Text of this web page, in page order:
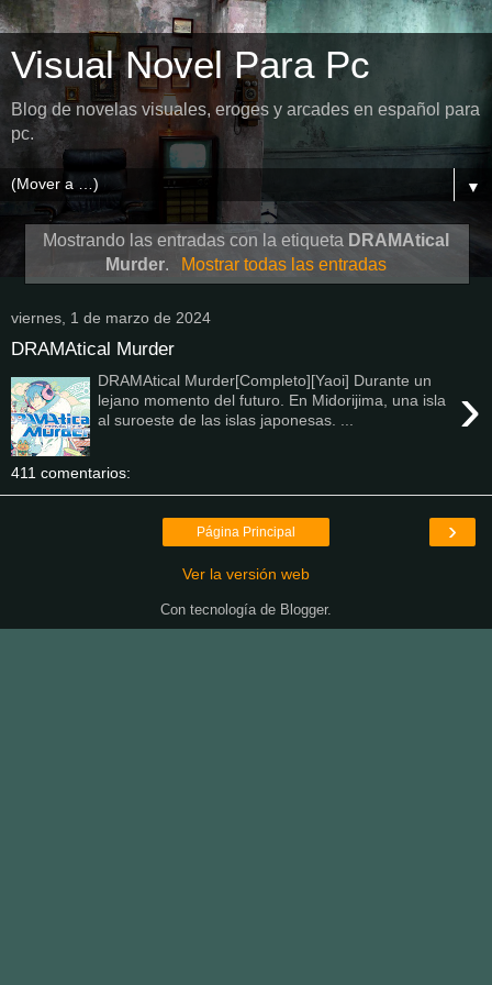
Visual Novel Para Pc
Blog de novelas visuales, eroges y arcades en español para
pc.
▼
Mostrando las entradas con la etiqueta DRAMAtical
Murder. Mostrar todas las entradas
viernes, 1 de marzo de 2024
DRAMAtical Murder
›
DRAMAtical Murder[Completo][Yaoi] Durante un
lejano momento del futuro. En Midorijima, una isla
al suroeste de las islas japonesas. ...
411 comentarios:
›
Página Principal
Ver la versión web
Con tecnología de Blogger.